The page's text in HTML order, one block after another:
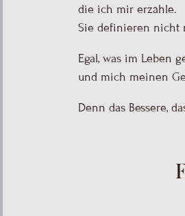
die ich mir erzähle.
Sie definieren nicht
Egal, was im Leben
und mich meinen
Denn das Bessere,